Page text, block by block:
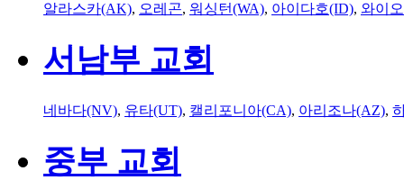
알라스카(AK), 오레곤, 워싱턴(WA), 아이다호(ID), 와이
서남부 교회
네바다(NV), 유타(UT), 캘리포니아(CA), 아리조나(AZ),
중부 교회